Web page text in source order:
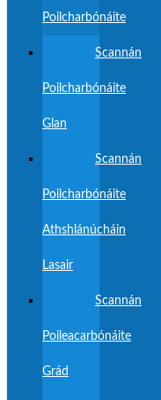
Poilcharbónáite
Scannán
Poilcharbónáite
Glan
Scannán
Poilcharbónáite
Athshlánúcháin
Lasair
Scannán
Poileacarbónáite
Grád